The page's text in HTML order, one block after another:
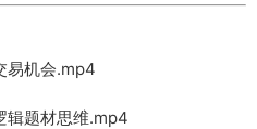
易机会.mp4
辑题材思维.mp4